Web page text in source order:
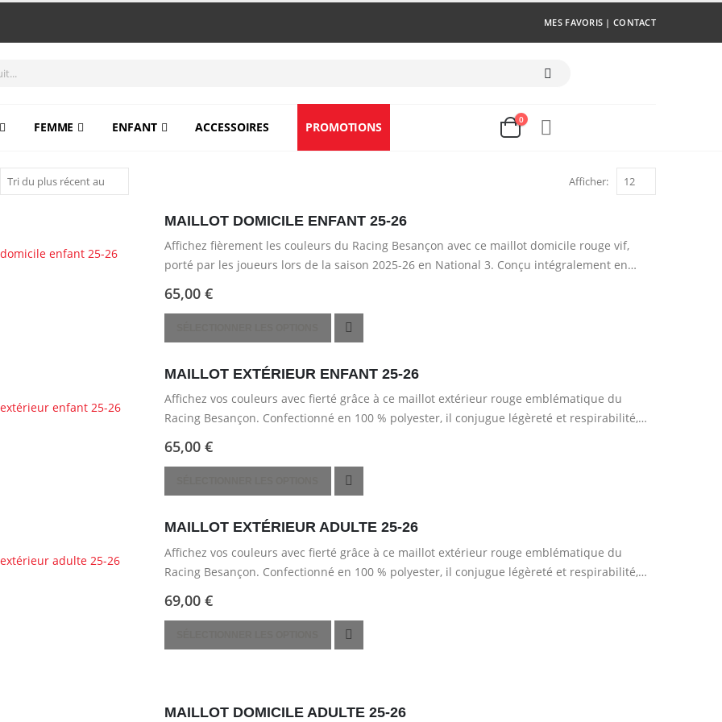
MES FAVORIS |CONTACT
FEMME ENFANT ACCESSOIRES PROMOTIONS 0
Afficher:
MAILLOT DOMICILE ENFANT 25-26
Affichez fièrement les couleurs du Racing Besançon avec ce maillot domicile rouge vif,
porté par les joueurs lors de la saison 2025-26 en National 3. Conçu intégralement en
65,00 €
produit
plusieurs
variations.
Les
options
peuvent
choisies
la
page
du
produit
MAILLOT EXTÉRIEUR ENFANT 25-26
Affichez vos couleurs avec fierté grâce à ce maillot extérieur rouge emblématique du
Racing Besançon. Confectionné en 100 % polyester, il conjugue légèreté et respirabilité,
65,00 €
produit
plusieurs
variations.
Les
options
peuvent
choisies
page
MAILLOT EXTÉRIEUR ADULTE 25-26
Affichez vos couleurs avec fierté grâce à ce maillot extérieur rouge emblématique du
Racing Besançon. Confectionné en 100 % polyester, il conjugue légèreté et respirabilité,
69,00 €
produit
variations.
MAILLOT DOMICILE ADULTE 25-26